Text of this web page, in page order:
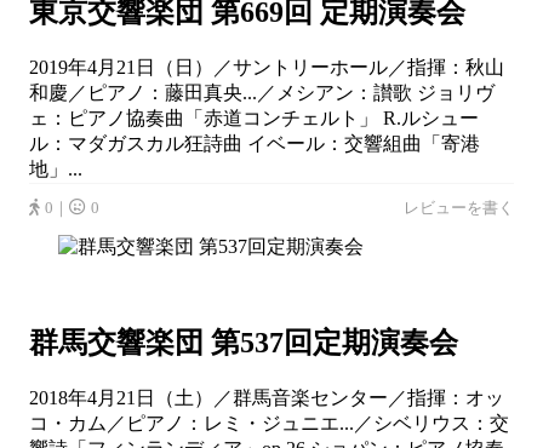
東京交響楽団 第669回 定期演奏会
2019年4月21日（日）／サントリーホール／指揮：秋山
和慶／ピアノ：藤田真央...／メシアン：讃歌 ジョリヴ
ェ：ピアノ協奏曲「赤道コンチェルト」 R.ルシュー
ル：マダガスカル狂詩曲 イベール：交響組曲「寄港
地」...
0｜ 0 レビューを書く
群馬交響楽団 第537回定期演奏会
2018年4月21日（土）／群馬音楽センター／指揮：オッ
コ・カム／ピアノ：レミ・ジュニエ...／シベリウス：交